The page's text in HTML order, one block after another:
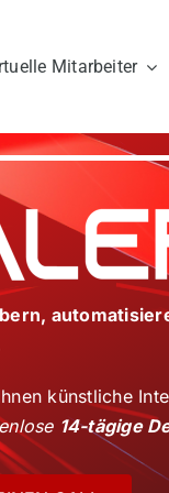
Mitarbeiter
künstliche
14-tägige